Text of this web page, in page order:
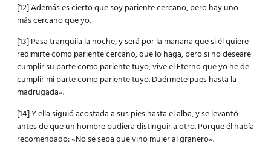
[12] Además es cierto que soy pariente cercano, pero hay uno
más cercano que yo.
[13] Pasa tranquila la noche, y será por la mañana que si él quiere
redimirte como pariente cercano, que lo haga, pero si no deseare
cumplir su parte como pariente tuyo, vive el Eterno que yo he de
cumplir mi parte como pariente tuyo. Duérmete pues hasta la
madrugada».
[14] Y ella siguió acostada a sus pies hasta el alba, y se levantó
antes de que un hombre pudiera distinguir a otro. Porque él había
recomendado: «No se sepa que vino mujer al granero».